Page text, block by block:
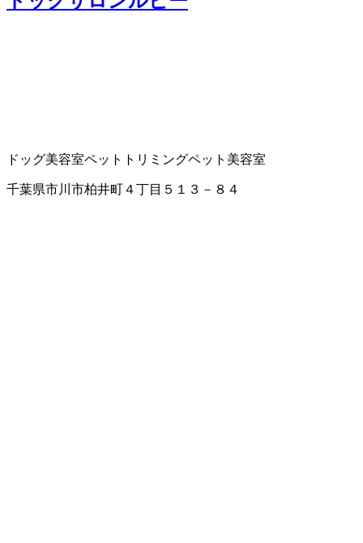
ドッグ美容室ペットトリミングペット美容室
千葉県市川市柏井町４丁目５１３－８４